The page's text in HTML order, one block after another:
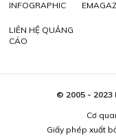
INFOGRAPHIC
LIÊN HỆ QUẢNG
CÁO
© 2005 - 2023
Cơ
Giấy phép xuất